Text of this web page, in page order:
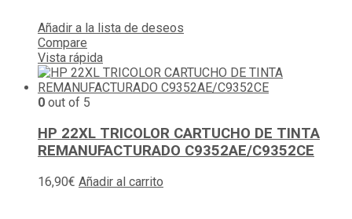
Añadir a la lista de deseos
Compare
Vista rápida
0 out of 5
HP 22XL TRICOLOR CARTUCHO DE TINTA
REMANUFACTURADO C9352AE/C9352CE
16,90€ Añadir al carrito